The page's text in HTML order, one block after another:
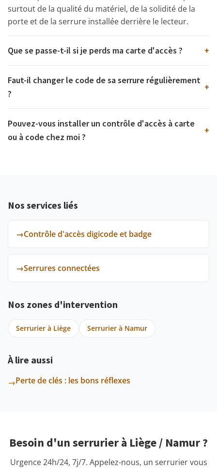
surtout de la qualité du matériel, de la solidité de la
porte et de la serrure installée derrière le lecteur.
Que se passe-t-il si je perds ma carte d'accès ? +
Faut-il changer le code de sa serrure régulièrement
?
+
Pouvez-vous installer un contrôle d'accès à carte
ou à code chez moi ?
+
Nos services liés
→Contrôle d'accès digicode et badge
→Serrures connectées
Nos zones d'intervention
Serrurier à Liège Serrurier à Namur
À lire aussi
→Perte de clés : les bons réflexes
Besoin d'un serrurier à Liège / Namur ?
Urgence 24h/24, 7j/7. Appelez-nous, un serrurier vous